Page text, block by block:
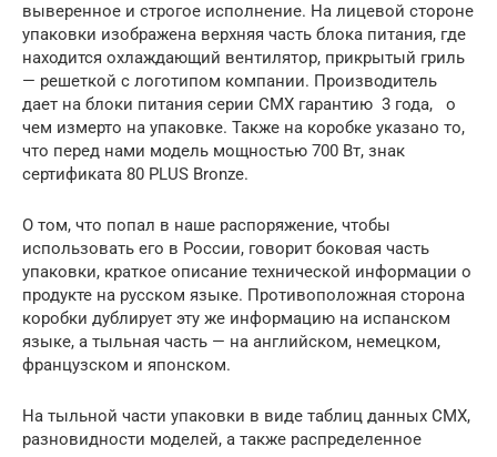
выверенное и строгое исполнение. На лицевой стороне
упаковки изображена верхняя часть блока питания, где
находится охлаждающий вентилятор, прикрытый гриль
— решеткой с логотипом компании. Производитель
дает на блоки питания серии CMX гарантию 3 года,
о
чем измерто на упаковке. Также на коробке указано то,
что перед нами модель мощностью 700 Вт, знак
сертификата 80 PLUS Bronze.
О том, что попал в наше распоряжение, чтобы
использовать его в России, говорит боковая часть
упаковки, краткое описание технической информации о
продукте на русском языке. Противоположная сторона
коробки дублирует эту же информацию на испанском
языке, а тыльная часть — на английском, немецком,
французском и японском.
На тыльной части упаковки в виде таблиц данных CMX,
разновидности моделей, а также распределенное